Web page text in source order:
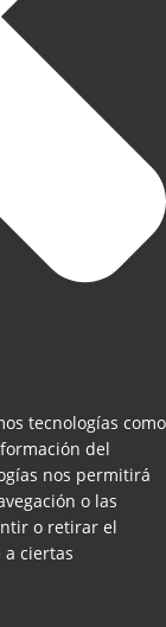
tecnologías como
del
nos permitirá
o las
o retirar el
ciertas